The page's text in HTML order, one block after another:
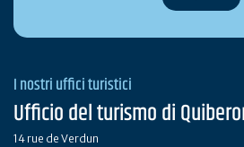
I nostri uffici turistici
Ufficio del turismo di
14 rue de Verdun